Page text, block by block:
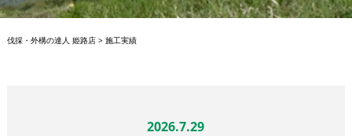
伐採・外構の達人 姫路店> 施工実績
2026.7.29